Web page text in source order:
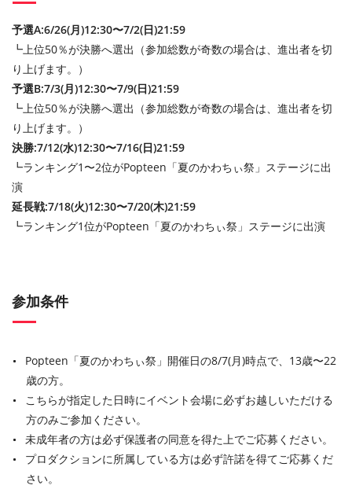
予選A:6/26(月)12:30〜7/2(日)21:59
┗上位50％が決勝へ選出（参加総数が奇数の場合は、進出者を切
り上げます。）
予選B:7/3(月)12:30〜7/9(日)21:59
┗上位50％が決勝へ選出（参加総数が奇数の場合は、進出者を切
り上げます。）
決勝:7/12(水)12:30〜7/16(日)21:59
┗ランキング1〜2位がPopteen「夏のかわちぃ祭」ステージに出
演
延長戦:7/18(火)12:30〜7/20(木)21:59
┗ランキング1位がPopteen「夏のかわちぃ祭」ステージに出演
参加条件
Popteen「夏のかわちぃ祭」開催日の8/7(月)時点で、13歳〜22
歳の方。
こちらが指定した日時にイベント会場に必ずお越しいただける
方のみご参加ください。
未成年者の方は必ず保護者の同意を得た上でご応募ください。
プロダクションに所属している方は必ず許諾を得てご応募くだ
さい。